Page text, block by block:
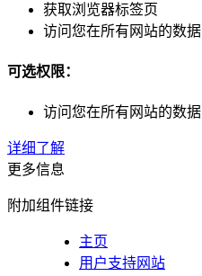
获取浏览器标签页
访问您在所有网站的数据
可选权限：
访问您在所有网站的数据
详细了解
更多信息
附加组件链接
主页
用户支持网站